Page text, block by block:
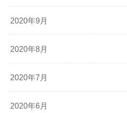
2020年9月
2020年8月
2020年7月
2020年6月